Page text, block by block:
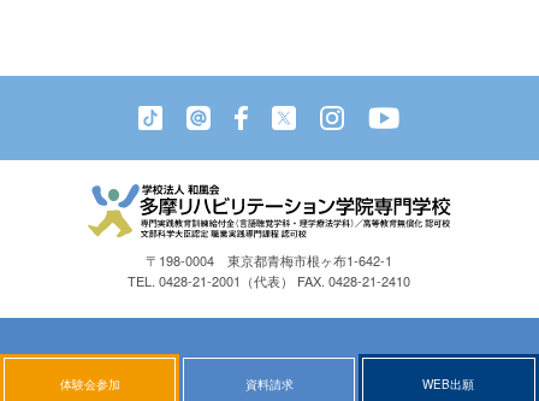
体験会参加 資料請求 WEB出願
〒198-0004 東京都青梅市根ヶ布1-642-1
TEL. 0428-21-2001（代表） FAX. 0428-21-2410
Copyright © 2025 TAMA REHABILITATION ACADEMY